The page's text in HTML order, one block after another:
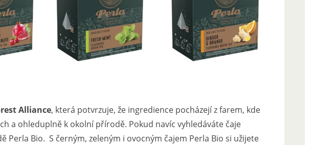
Alliance, která potvrzuje, že ingredience pocházejí z farem, kde
a ohleduplně k okolní přírodě. Pokud navíc vyhledáváte čaje
Perla Bio. S černým, zeleným i ovocným čajem Perla Bio si užijete